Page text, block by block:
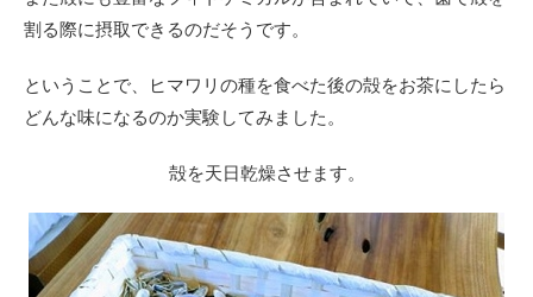
割る際に摂取できるのだそうです。
ということで、ヒマワリの種を食べた後の殻をお茶にしたら
どんな味になるのか実験してみました。
殻を天日乾燥させます。